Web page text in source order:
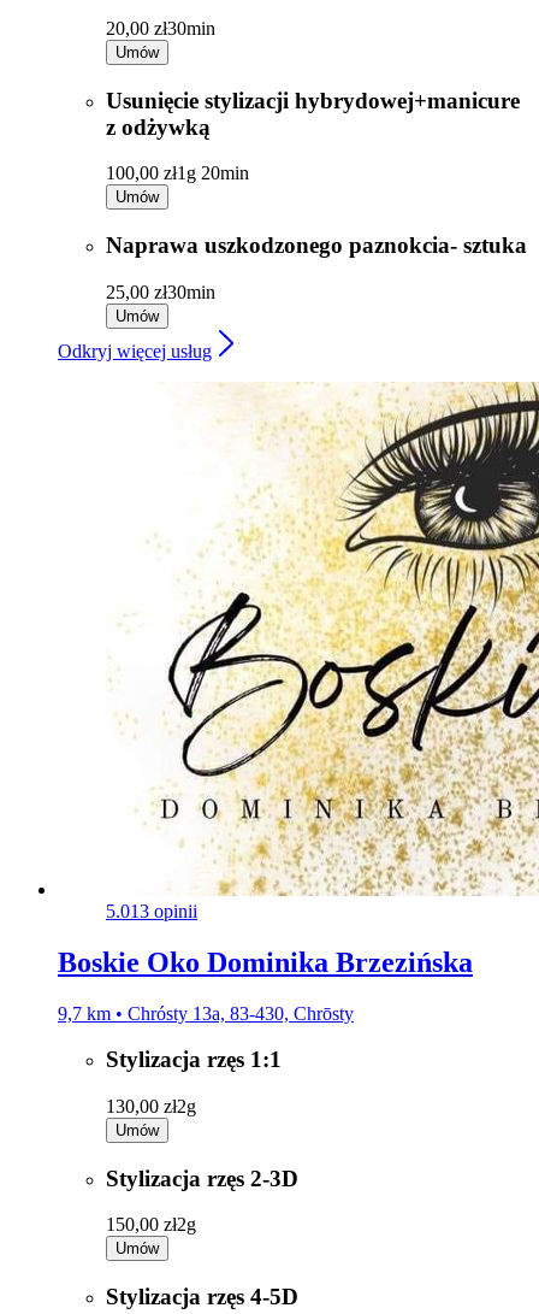
20,00 zł30min
Umów
Usunięcie stylizacji hybrydowej+manicure
z odżywką
100,00 zł1g 20min
Umów
Naprawa uszkodzonego paznokcia- sztuka
25,00 zł30min
Umów
Odkryj więcej usług
5.013 opinii
Boskie Oko Dominika Brzezińska
9,7 km • Chrósty 13a, 83-430, Chrōsty
Stylizacja rzęs 1:1
130,00 zł2g
Umów
Stylizacja rzęs 2-3D
150,00 zł2g
Umów
Stylizacja rzęs 4-5D